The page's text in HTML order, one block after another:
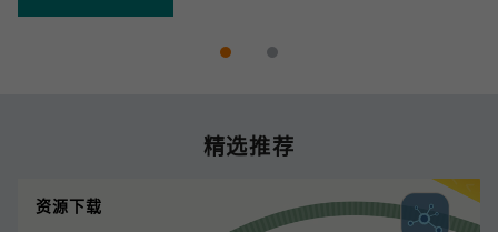
精选推荐
资源下载